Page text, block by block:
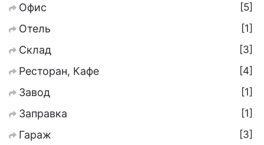
Офис
5
Отель
1
Склад
3
Ресторан, Кафе
4
Завод
1
Заправка
1
Гараж
3